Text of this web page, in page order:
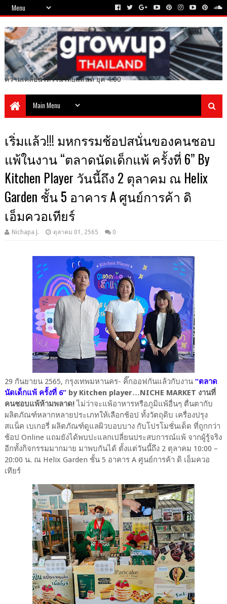
ความเคลื่อนไหวในไทยแลนด์ ยุค 4.00
เริ่มแล้ว!!! มหกรรมช้อปสนั่นของคนชอบ
แพ้ในงาน “ตลาดนัดเด็กแพ้ ครั้งที่ 6” By
Kitchen Player วันนี้ถึง 2 ตุลาคม ณ Helix
Garden ชั้น 5 อาคาร A ศูนย์การค้า ดิ
เอ็มควอเทียร์
Nichapa J. ตุลาคม 01, 2565 0
29 กันยายน 2565, กรุงเทพมหานคร- คิ๊กออฟกันแล้วกับงาน “ตลาด
นัดเด็กแพ้ ครั้งที่ 6”by Kitchen player…NICHE MARKET งานที่
คนชอบแพ้ห้ามพลาด!ไม่ว่าจะแพ้อาหารหรือภูมิแพ้อื่นๆ ตื่นตากับ
ผลิตภัณฑ์หลากหลายประเภทให้เลือกช้อป ทั้งวัตถุดิบ เครื่องปรุง
สแน็ค เบเกอรี่ ผลิตภัณฑ์ดูแลผิวบอบบาง กับโปรโมชั่นเด็ด ที่ถูกกว่า
ช้อป Online แถมยังได้พบปะแลกเปลี่ยนประสบการณ์แพ้ จากผู้รู้จริง
อีกทั้งกิจกรรมมากมาย มาพบกันได้ ตั้งแต่วันนี้ถึง 2 ตุลาคม 10:00 –
20:00 น. ณ Helix Garden ชั้น 5 อาคาร A ศูนย์การค้า ดิ เอ็มควอ
เทียร์